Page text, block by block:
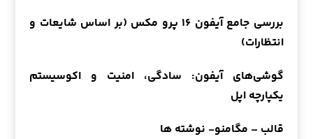
بررسی جامع آیفون ۱۶ پرو مکس (بر اساس شایعات و
انتظارات)
گوشی‌های آیفون: سادگی، امنیت و اکوسیستم
یکپارچه اپل
قالب – مگامنو- نوشته ها